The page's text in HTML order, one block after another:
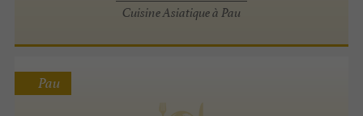
Cuisine Asiatique à Pau
Pau